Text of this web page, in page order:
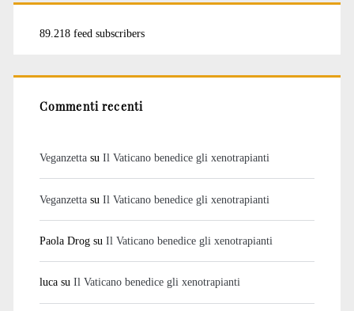
89.218 feed subscribers
Commenti recenti
Veganzettasu Il Vaticano benedice gli xenotrapianti
Veganzettasu Il Vaticano benedice gli xenotrapianti
Paola Drogsu Il Vaticano benedice gli xenotrapianti
lucasu Il Vaticano benedice gli xenotrapianti